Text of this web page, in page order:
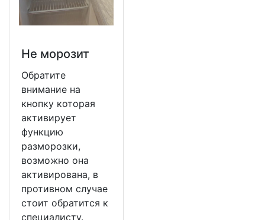
Не морозит
Обратите
внимание на
кнопку которая
активирует
функцию
разморозки,
возможно она
активирована, в
противном случае
стоит обратится к
специалисту.